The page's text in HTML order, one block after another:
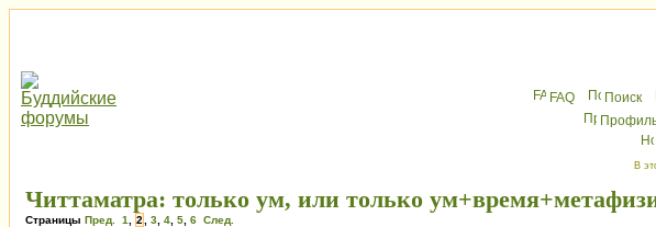
FAQ Поиск
В
Читтаматра: только ум, или только
Страницы Пред. 1 2 3 4 5 6 След.